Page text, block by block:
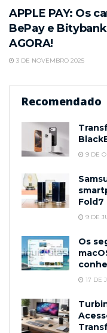
APPLE PAY: Os
BePay e
AGORA!
3 DE NOVEMBRO 2025
Recomendado
9 DE
Fold7
9 DE
Os
17 DE